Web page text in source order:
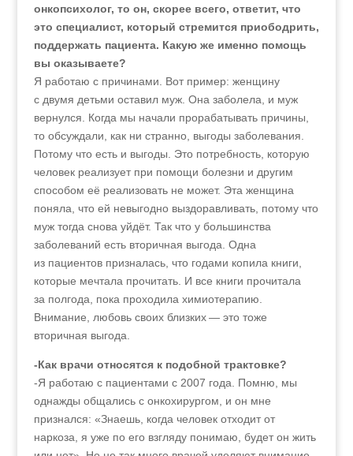
онкопсихолог, то он, скорее всего, ответит, что
это специалист, который стремится приободрить,
поддержать пациента. Какую же именно помощь
вы оказываете?
Я работаю с причинами. Вот пример: женщину
с двумя детьми оставил муж. Она заболела, и муж
вернулся. Когда мы начали прорабатывать причины,
то обсуждали, как ни странно, выгоды заболевания.
Потому что есть и выгоды. Это потребность, которую
человек реализует при помощи болезни и другим
способом её реализовать не может. Эта женщина
поняла, что ей невыгодно выздоравливать, потому что
муж тогда снова уйдёт. Так что у большинства
заболеваний есть вторичная выгода. Одна
из пациентов призналась, что годами копила книги,
которые мечтала прочитать. И все книги прочитала
за полгода, пока проходила химиотерапию.
Внимание, любовь своих близких — это тоже
вторичная выгода.
-Как врачи относятся к подобной трактовке?
-Я работаю с пациентами с 2007 года. Помню, мы
однажды общались с онкохирургом, и он мне
признался: «Знаешь, когда человек отходит от
наркоза, я уже по его взгляду понимаю, будет он жить